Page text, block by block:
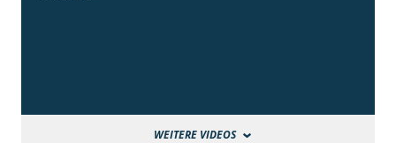
WEITERE VIDEOS